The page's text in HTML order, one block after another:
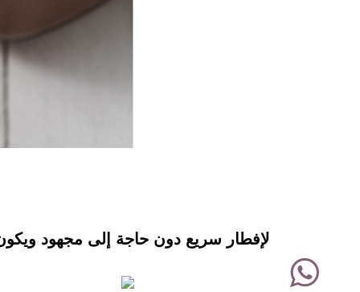
WhatsApp
لإفطار سريع دون حاجة إلى مجهود